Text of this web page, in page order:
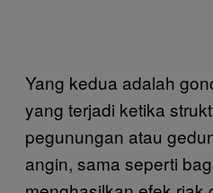
Yang kedua adalah
yang terjadi ketika
pegunungan atau
angin, sama seperti